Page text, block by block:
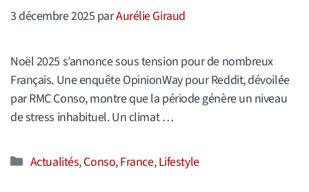
3 décembre 2025 parAurélie Giraud
Noël 2025 s’annonce sous tension pour de nombreux
Français. Une enquête OpinionWay pour Reddit, dévoilée
par RMC Conso, montre que la période génère un niveau
de stress inhabituel. Un climat …
Catégories
Actualités,Conso,France,Lifestyle